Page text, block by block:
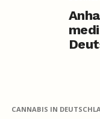
CANNABIS IN